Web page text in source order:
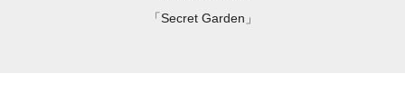
「Secret Garden」